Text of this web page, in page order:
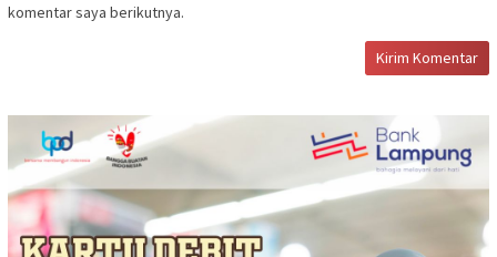
komentar saya berikutnya.